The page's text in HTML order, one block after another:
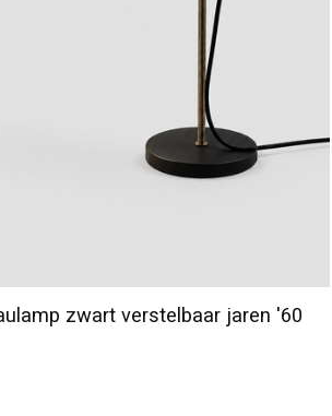
zwart verstelbaar jaren '60